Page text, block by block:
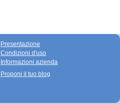
Presentazione
Condizioni d'uso
Informazioni azienda
Proponi il tuo blog